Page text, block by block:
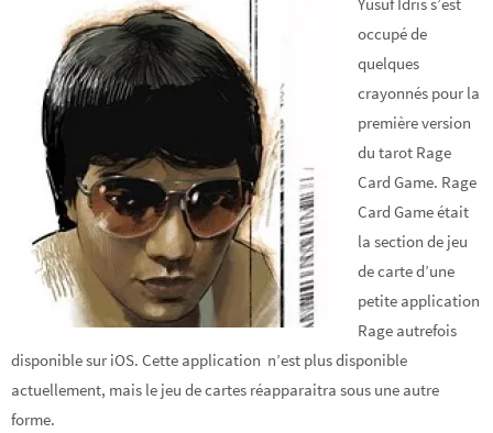
occupé de
quelques
crayonnés pour la
première version
du tarot Rage
Card Game. Rage
Card Game était
la section de jeu
de carte d’une
petite application
Rage autrefois
disponible sur iOS. Cette application n’est plus disponible
actuellement, mais le jeu de cartes réapparaitra sous une autre
forme.